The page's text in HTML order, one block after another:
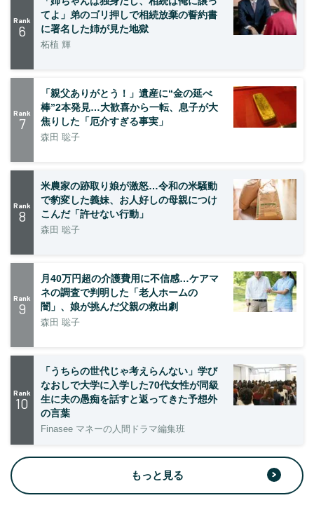
Rank
6
てよ」弟のゴリ押しで相続放棄の誓約書
に署名した姉が見た地獄
柘植 輝
Rank
7
「親父ありがとう！」遺産に“金の延べ
棒”2本発見…大歓喜から一転、息子が大
焦りした「厄介すぎる事実」
森田 聡子
Rank
8
米農家の跡取り娘が激怒…令和の米騒動
で豹変した義妹、お人好しの母親につけ
こんだ「許せない行動」
森田 聡子
Rank
9
月40万円超の介護費用に不信感…ケアマ
ネの調査で判明した「老人ホームの
闇」、娘が挑んだ父親の救出劇
森田 聡子
Rank
10
「うちらの世代じゃ考えらんない」学び
なおしで大学に入学した70代女性が同級
生に夫の愚痴を話すと返ってきた予想外
の言葉
Finasee マネーの人間ドラマ編集班
もっと見る